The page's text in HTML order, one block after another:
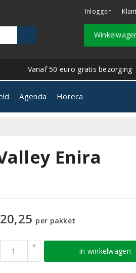
Inloggen
Vanaf 50 euro gratis bezorging
Agenda Horeca
Enira
20,25 per pakket
+
-
In winkelwagen